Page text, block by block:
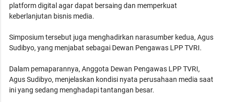
platform digital agar dapat bersaing dan memperkuat
keberlanjutan bisnis media.
Simposium tersebut juga menghadirkan narasumber kedua, Agus
Sudibyo, yang menjabat sebagai Dewan Pengawas LPP TVRI.
Dalam pemaparannya, Anggota Dewan Pengawas LPP TVRI,
Agus Sudibyo, menjelaskan kondisi nyata perusahaan media saat
ini yang sedang menghadapi tantangan besar.